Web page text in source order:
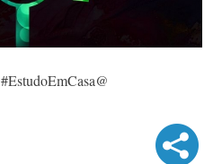
#EstudoEmCasa@